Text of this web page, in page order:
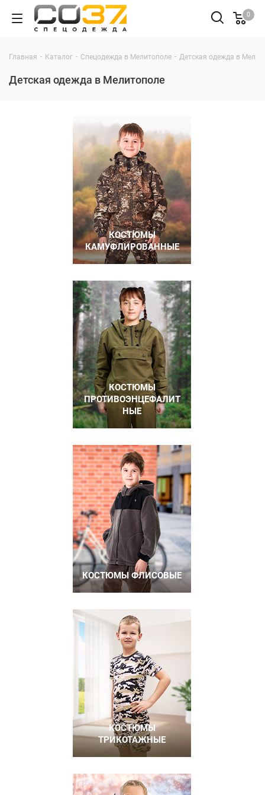
0
Главная - Каталог - Спецодежда в Мелитополе - Детская одежда в
Детская одежда в Мелитополе
КОСТЮМЫ
КАМУФЛИРОВАННЫЕ
КОСТЮМЫ
ПРОТИВОЭНЦЕФАЛИТ
НЫЕ
КОСТЮМЫ ФЛИСОВЫЕ
КОСТЮМЫ
ТРИКОТАЖНЫЕ